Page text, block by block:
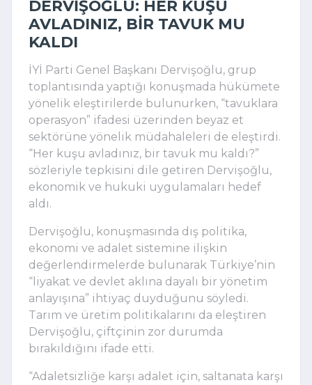
DERVIŞOĞLU: HER KUŞU
AVLADINIZ, BIR TAVUK MU
KALDI
İYİ Parti Genel Başkanı Dervişoğlu, grup
toplantısında yaptığı konuşmada hükümete
yönelik eleştirilerde bulunurken, “tavuklara
operasyon” ifadesi üzerinden beyaz et
sektörüne yönelik müdahaleleri de eleştirdi.
“Her kuşu avladınız, bir tavuk mu kaldı?”
sözleriyle tepkisini dile getiren Dervişoğlu,
ekonomik ve hukuki uygulamaları hedef
aldı.
Dervişoğlu, konuşmasında dış politika,
ekonomi ve adalet sistemine ilişkin
değerlendirmelerde bulunarak Türkiye’nin
“liyakat ve devlet aklına dayalı bir yönetim
anlayışına” ihtiyaç duyduğunu söyledi.
Tarım ve üretim politikalarını da eleştiren
Dervişoğlu, çiftçinin zor durumda
bırakıldığını ifade etti.
“Adaletsizliğe karşı adalet için, saltanata karşı